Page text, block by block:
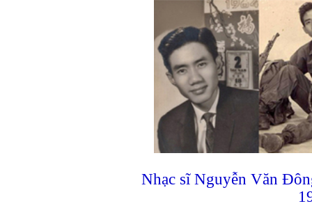
Nhạc sĩ Nguyễn Văn